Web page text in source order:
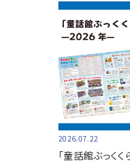
2026.07.22
「童話館ぶっく